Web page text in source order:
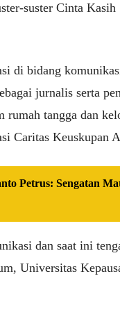
suster Cinta Kasih
di bidang
jurnalis serta
rumah tangga dan
Caritas Keuskupan
Petrus: Sengatan
dan saat ini
Universitas